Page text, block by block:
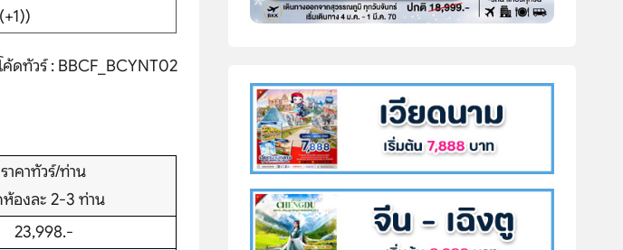
ค้ดทัวร์ : BBCF_BCYNT02
ราคาทัวร์/ท่าน
องละ 2-3 ท่าน
23,998.-